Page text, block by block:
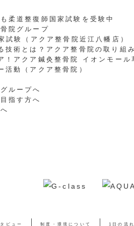
柔道整復師国家試験を受験中
院グループ
験（アクア整骨院近江八幡店）
技術とは？アクア整骨院の取り組み
！アクア鍼灸整骨院 イオンモール
動（アクア整骨院）
ループへ
指す方へ
ビュー 制度・環境について 1日の流れ